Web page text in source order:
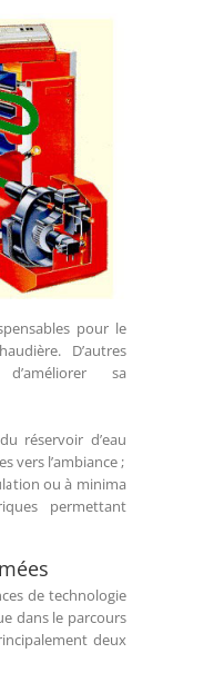
pour le
D’autres
sa
réservoir d’eau
vers l’ambiance ;
ou à minima
permettant
de technologie
dans le parcours
deux